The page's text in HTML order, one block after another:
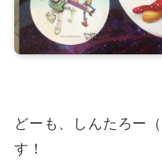
どーも、しんたろー（
す！